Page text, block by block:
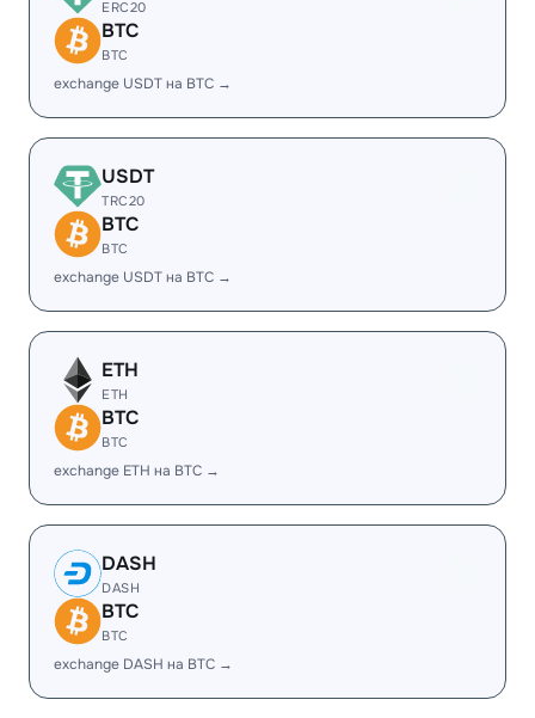
ERC20
BTC
BTC
exchange USDT на BTC →
USDT
TRC20
BTC
BTC
exchange USDT на BTC →
ETH
ETH
BTC
BTC
exchange ETH на BTC →
DASH
DASH
BTC
BTC
exchange DASH на BTC →